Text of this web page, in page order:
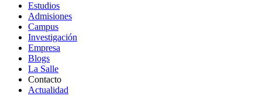
Estudios
Admisiones
Campus
Investigación
Empresa
Blogs
La Salle
Contacto
Actualidad